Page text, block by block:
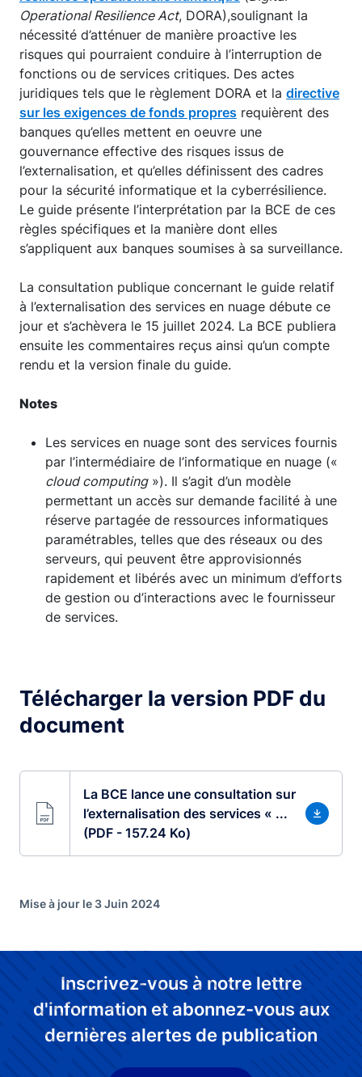
Operational Resilience Act, DORA),soulignant la
nécessité d’atténuer de manière proactive les
risques qui pourraient conduire à l’interruption de
fonctions ou de services critiques. Des actes
juridiques tels que le règlement DORA et la directive
sur les exigences de fonds propres requièrent des
banques qu’elles mettent en oeuvre une
gouvernance effective des risques issus de
l’externalisation, et qu’elles définissent des cadres
pour la sécurité informatique et la cyberrésilience.
Le guide présente l’interprétation par la BCE de ces
règles spécifiques et la manière dont elles
s’appliquent aux banques soumises à sa surveillance.
La consultation publique concernant le guide relatif
à l’externalisation des services en nuage débute ce
jour et s’achèvera le 15 juillet 2024. La BCE publiera
ensuite les commentaires reçus ainsi qu’un compte
rendu et la version finale du guide.
Notes
Les services en nuage sont des services fournis
par l’intermédiaire de l’informatique en nuage («
cloud computing»). Il s’agit d’un modèle
permettant un accès sur demande facilité à une
réserve partagée de ressources informatiques
paramétrables, telles que des réseaux ou des
serveurs, qui peuvent être approvisionnés
rapidement et libérés avec un minimum d’efforts
de gestion ou d’interactions avec le fournisseur
de services.
Télécharger la version PDF du
document
La BCE lance une consultation sur
l’externalisation des services « ...
(PDF - 157.24 Ko)
Mise à jour le 3 Juin 2024
Inscrivez-vous à notre lettre
d'information et abonnez-vous aux
dernières alertes de publication